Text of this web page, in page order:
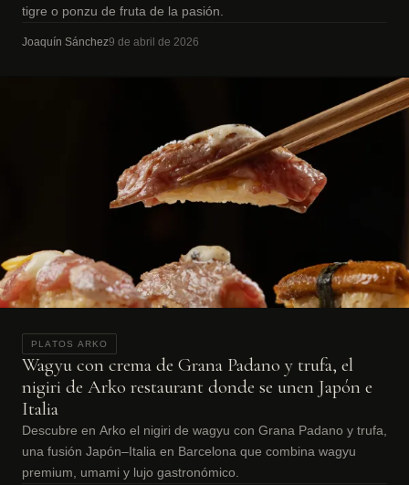
tigre o ponzu de fruta de la pasión.
Joaquín Sánchez9 de abril de 2026
PLATOS ARKO
Wagyu con crema de Grana Padano y trufa, el
nigiri de Arko restaurant donde se unen Japón e
Italia
Descubre en Arko el nigiri de wagyu con Grana Padano y trufa,
una fusión Japón–Italia en Barcelona que combina wagyu
premium, umami y lujo gastronómico.